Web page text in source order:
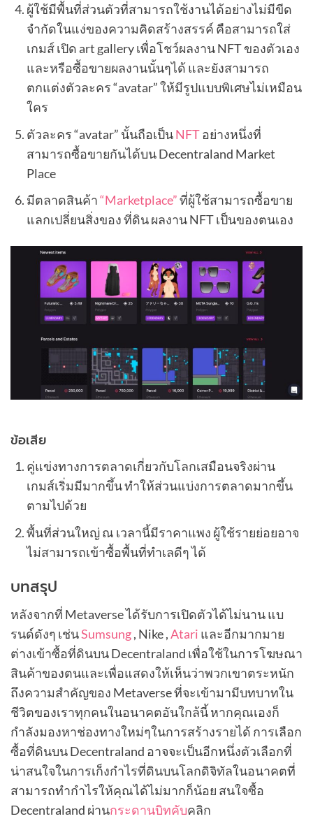
ผู้ใช้มีพื้นที่ส่วนตัวที่สามารถใช้งานได้อย่างไม่มีขีด
จำกัดในแง่ของความคิดสร้างสรรค์ คือสามารถใส่
เกมส์ เปิด art gallery เพื่อโชว์ผลงาน NFT ของตัวเอง
และหรือซื้อขายผลงานนั้นๆได้ และยังสามารถ
ตกแต่งตัวละคร “avatar” ให้มีรูปแบบพิเศษไม่เหมือน
ใคร
ตัวละคร “avatar” นั้นถือเป็นNFTอย่างหนึ่งที่
สามารถซื้อขายกันได้บน Decentraland Market
Place
มีตลาดสินค้า“Marketplace”ที่ผู้ใช้สามารถซื้อขาย
แลกเปลี่ยนสิ่งของ ที่ดิน ผลงาน NFT เป็นของตนเอง
ข้อเสีย
คู่แข่งทางการตลาดเกี่ยวกับโลกเสมือนจริงผ่าน
เกมส์เริ่มมีมากขึ้น ทำให้ส่วนแบ่งการตลาดมากขึ้น
ตามไปด้วย
พื้นที่ส่วนใหญ่ ณ เวลานี้มีราคาแพง ผู้ใช้รายย่อยอาจ
ไม่สามารถเข้าซื้อพื้นที่ทำเลดีๆ ได้
บทสรุป
หลังจากที่ Metaverse ได้รับการเปิดตัวได้ไม่นาน แบ
รนด์ดังๆ เช่นSumsung, Nike ,Atari และอีกมากมาย
ต่างเข้าซื้อที่ดินบน Decentraland เพื่อใช้ในการโฆษณา
สินค้าของตนและเพื่อแสดงให้เห็นว่าพวกเขาตระหนัก
ถึงความสำคัญของ Metaverse ที่จะเข้ามามีบทบาทใน
ชีวิตของเราทุกคนในอนาคตอันใกล้นี้ หากคุณเองก็
กำลังมองหาช่องทางใหม่ๆในการสร้างรายได้ การเลือก
ซื้อที่ดินบน Decentraland อาจจะเป็นอีกหนึ่งตัวเลือกที่
น่าสนใจในการเก็งกำไรที่ดินบนโลกดิจิทัลในอนาคตที่
สามารถทำกำไรให้คุณได้ไม่มากก็น้อย สนใจซื้อ
Decentraland ผ่านกระดานบิทคับคลิก